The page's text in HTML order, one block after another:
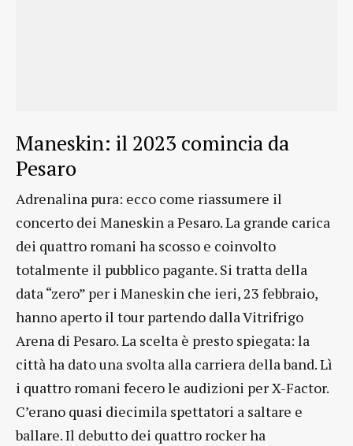
Maneskin: il 2023 comincia da
Pesaro
Adrenalina pura: ecco come riassumere il
concerto dei Maneskin a Pesaro. La grande carica
dei quattro romani ha scosso e coinvolto
totalmente il pubblico pagante. Si tratta della
data “zero” per i Maneskin che ieri, 23 febbraio,
hanno aperto il tour partendo dalla Vitrifrigo
Arena di Pesaro. La scelta è presto spiegata: la
città ha dato una svolta alla carriera della band. Lì
i quattro romani fecero le audizioni per X-Factor.
C’erano quasi diecimila spettatori a saltare e
ballare. Il debutto dei quattro rocker ha